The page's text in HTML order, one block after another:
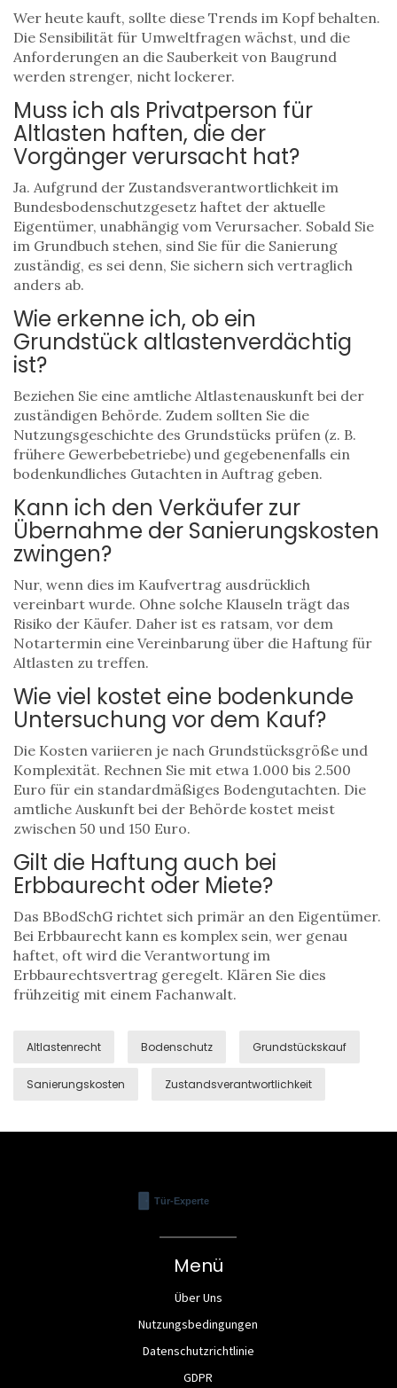
Wer heute kauft, sollte diese Trends im Kopf behalten.
Die Sensibilität für Umweltfragen wächst, und die
Anforderungen an die Sauberkeit von Baugrund
werden strenger, nicht lockerer.
Muss ich als Privatperson für
Altlasten haften, die der
Vorgänger verursacht hat?
Ja. Aufgrund der Zustandsverantwortlichkeit im
Bundesbodenschutzgesetz haftet der aktuelle
Eigentümer, unabhängig vom Verursacher. Sobald Sie
im Grundbuch stehen, sind Sie für die Sanierung
zuständig, es sei denn, Sie sichern sich vertraglich
anders ab.
Wie erkenne ich, ob ein
Grundstück altlastenverdächtig
ist?
Beziehen Sie eine amtliche Altlastenauskunft bei der
zuständigen Behörde. Zudem sollten Sie die
Nutzungsgeschichte des Grundstücks prüfen (z. B.
frühere Gewerbebetriebe) und gegebenenfalls ein
bodenkundliches Gutachten in Auftrag geben.
Kann ich den Verkäufer zur
Übernahme der Sanierungskosten
zwingen?
Nur, wenn dies im Kaufvertrag ausdrücklich
vereinbart wurde. Ohne solche Klauseln trägt das
Risiko der Käufer. Daher ist es ratsam, vor dem
Notartermin eine Vereinbarung über die Haftung für
Altlasten zu treffen.
Wie viel kostet eine bodenkunde
Untersuchung vor dem Kauf?
Die Kosten variieren je nach Grundstücksgröße und
Komplexität. Rechnen Sie mit etwa 1.000 bis 2.500
Euro für ein standardmäßiges Bodengutachten. Die
amtliche Auskunft bei der Behörde kostet meist
zwischen 50 und 150 Euro.
Gilt die Haftung auch bei
Erbbaurecht oder Miete?
Das BBodSchG richtet sich primär an den Eigentümer.
Bei Erbbaurecht kann es komplex sein, wer genau
haftet, oft wird die Verantwortung im
Erbbaurechtsvertrag geregelt. Klären Sie dies
frühzeitig mit einem Fachanwalt.
Altlastenrecht Bodenschutz Grundstückskauf
Sanierungskosten Zustandsverantwortlichkeit
Menü
Über Uns
Nutzungsbedingungen
Datenschutzrichtlinie
GDPR